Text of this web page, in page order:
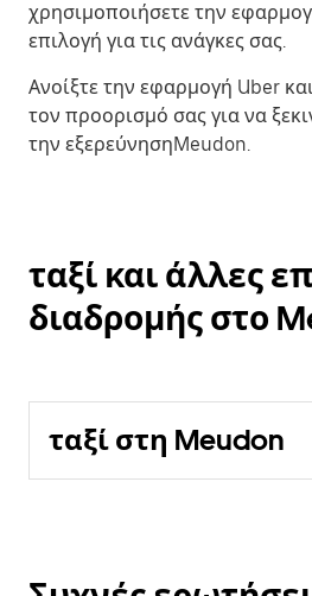
χρησιμοποιήσετε την
επιλογή για τις ανάγκες σας.
Ανοίξτε την εφαρμογή Uber
τον προορισμό σας για να
την εξερεύνησηMeudon.
ταξί και άλλες
διαδρομής στο
ταξί στη Meudon